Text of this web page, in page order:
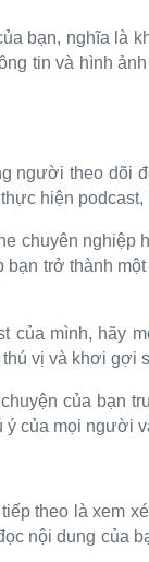
bạn, nghĩa là
tin và hình
người theo dõi
hiện
chuyên nghiệp
trở thành
của mình, hãy
vị và khơi gợi
của bạn
của mọi người
theo là xem
nội dung của